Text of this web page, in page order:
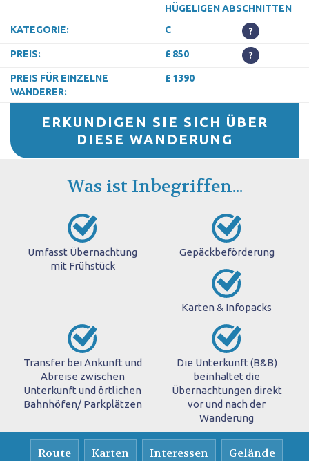
HÜGELIGEN ABSCHNITTEN
KATEGORIE:
C ?
PREIS: £ 850 ?
PREIS FÜR EINZELNE
WANDERER:
£ 1390
ERKUNDIGEN SIE SICH ÜBER
DIESE WANDERUNG
Was ist Inbegriffen...
Umfasst Übernachtung
mit Frühstück
Gepäckbeförderung
Karten & Infopacks
Transfer bei Ankunft und
Abreise zwischen
Unterkunft und örtlichen
Bahnhöfen/ Parkplätzen
Die Unterkunft (B&B)
beinhaltet die
Übernachtungen direkt
vor und nach der
Wanderung
Route Karten Interessen Gelände